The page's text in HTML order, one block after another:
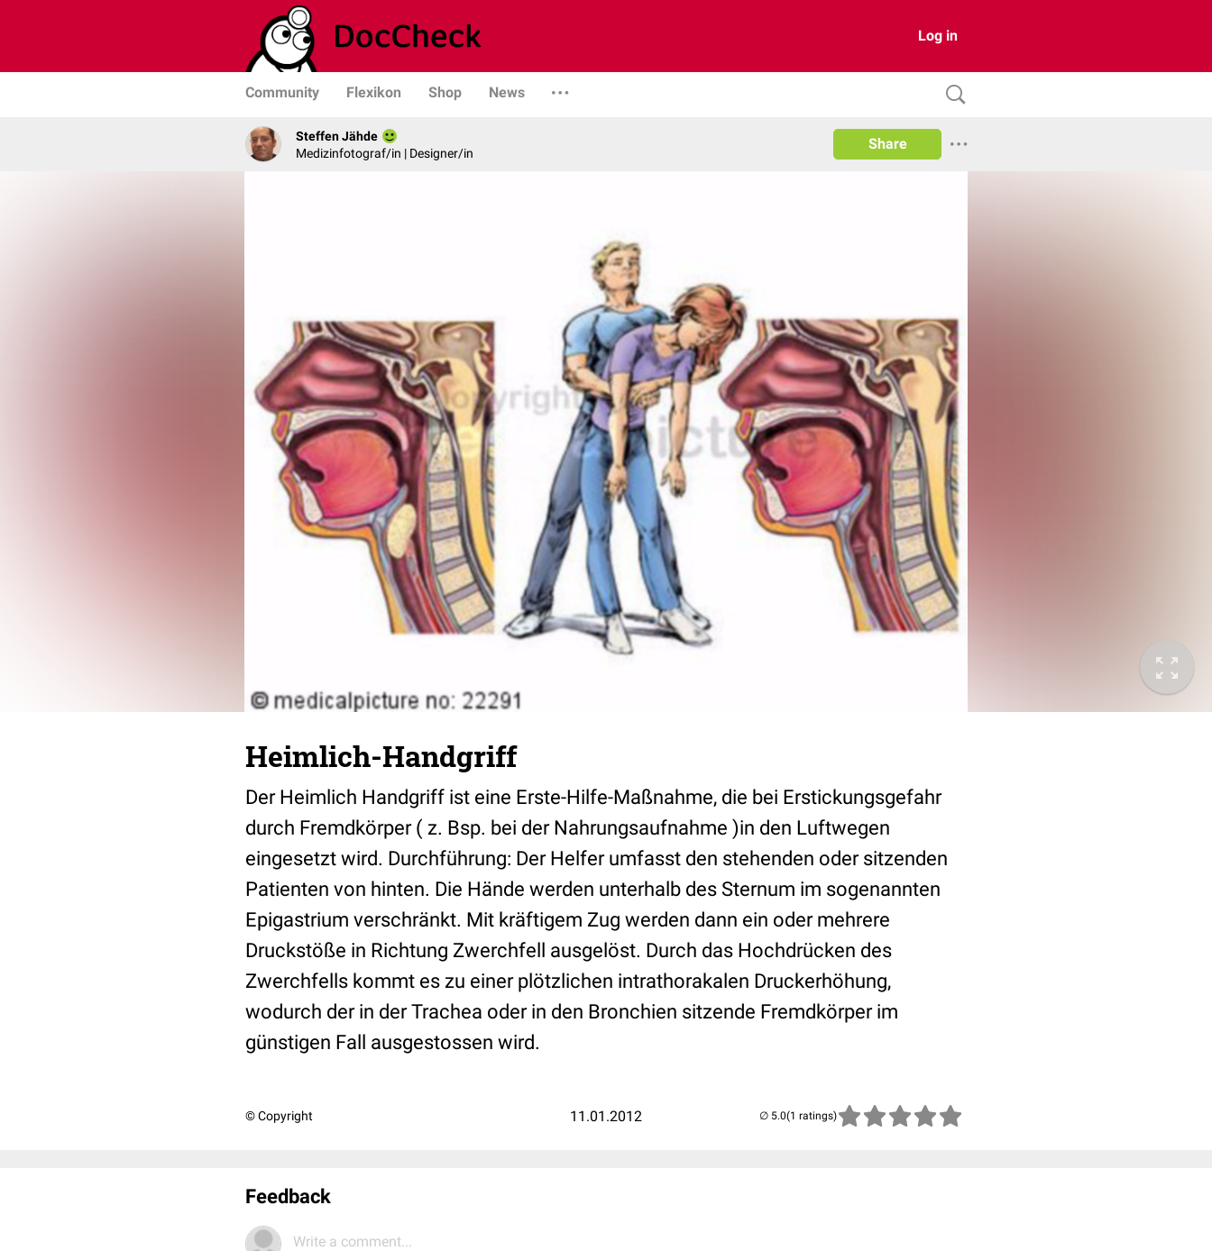
Log in
Community Flexikon Shop News
Steffen Jähde
Medizinfotograf/in | Designer/in
Share
Heimlich-Handgriff
Der Heimlich Handgriff ist eine Erste-Hilfe-Maßnahme, die bei Erstickungsgefahr
durch Fremdkörper ( z. Bsp. bei der Nahrungsaufnahme )in den Luftwegen
eingesetzt wird. Durchführung: Der Helfer umfasst den stehenden oder sitzenden
Patienten von hinten. Die Hände werden unterhalb des Sternum im sogenannten
Epigastrium verschränkt. Mit kräftigem Zug werden dann ein oder mehrere
Druckstöße in Richtung Zwerchfell ausgelöst. Durch das Hochdrücken des
Zwerchfells kommt es zu einer plötzlichen intrathorakalen Druckerhöhung,
wodurch der in der Trachea oder in den Bronchien sitzende Fremdkörper im
günstigen Fall ausgestossen wird.
© Copyright 11.01.2012 (1 ratings)
Feedback
Write a comment...